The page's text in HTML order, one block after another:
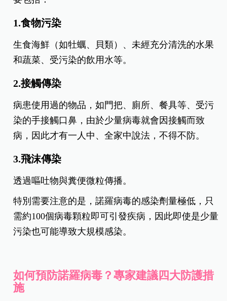
1.食物污染
生食海鮮（如牡蠣、貝類）、未經充分清洗的水果
和蔬菜、受污染的飲用水等。
2.接觸傳染
病患使用過的物品，如門把、廁所、餐具等、受污
染的手接觸口鼻，由於少量病毒就會因接觸而致
病，因此才有一人中、全家中說法，不得不防。
3.飛沫傳染
透過嘔吐物與糞便微粒傳播。
特別需要注意的是，諾羅病毒的感染劑量極低，只
需約100個病毒顆粒即可引發疾病，因此即使是少量
污染也可能導致大規模感染。
如何預防諾羅病毒？專家建議四大防護措
施